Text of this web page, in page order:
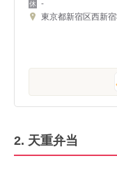
東京都新宿区西新宿3-
2. 天重弁当